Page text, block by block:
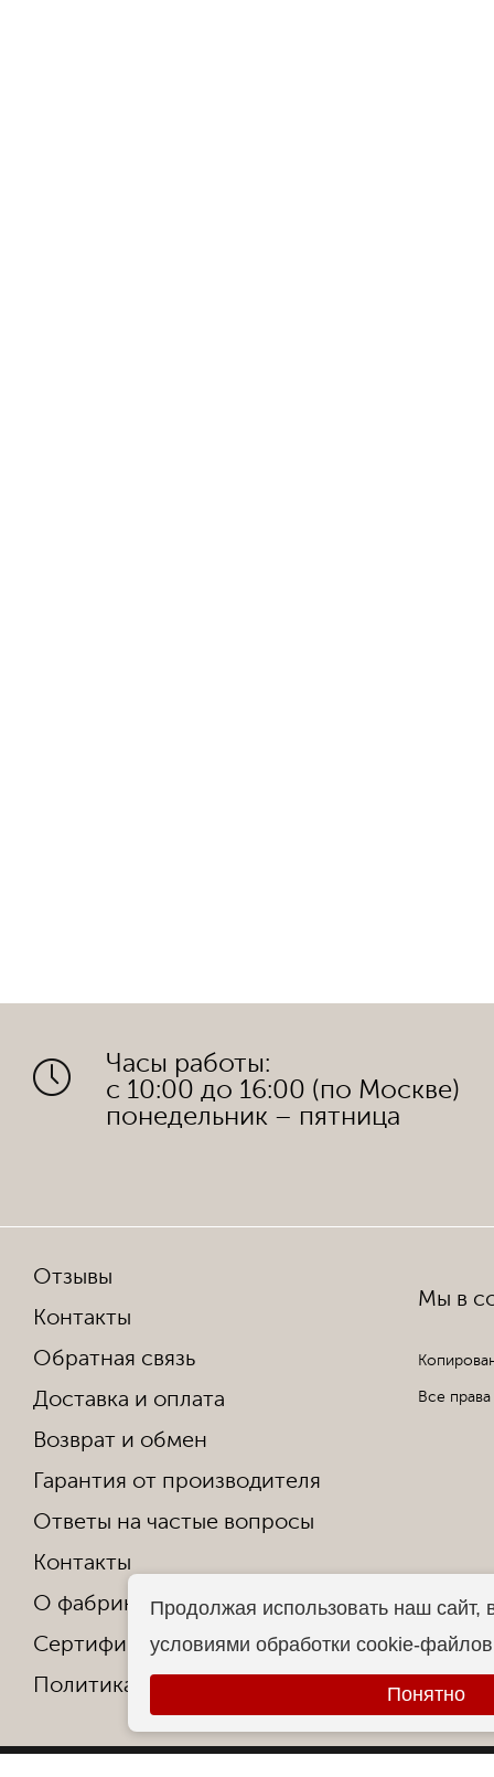
Часы работы:
с 10:00 до 16:00 (по Москве)
понедельник – пятница
Отзывы
Контакты
Обратная связь
Доставка и оплата
Возврат и обмен
Гарантия от производителя
Ответы на частые вопросы
Контакты
О фабрике
Сертификаты и награды
Политика конфиденциальности
Мы в
Все
Продолжая использовать наш сайт,
условиями обработки cookie-
Понятно